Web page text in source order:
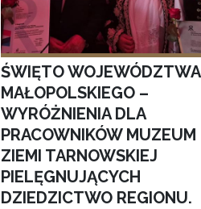
ŚWIĘTO WOJEWÓDZTWA
MAŁOPOLSKIEGO –
WYRÓŻNIENIA DLA
PRACOWNIKÓW MUZEUM
ZIEMI TARNOWSKIEJ
PIELĘGNUJĄCYCH
DZIEDZICTWO REGIONU.